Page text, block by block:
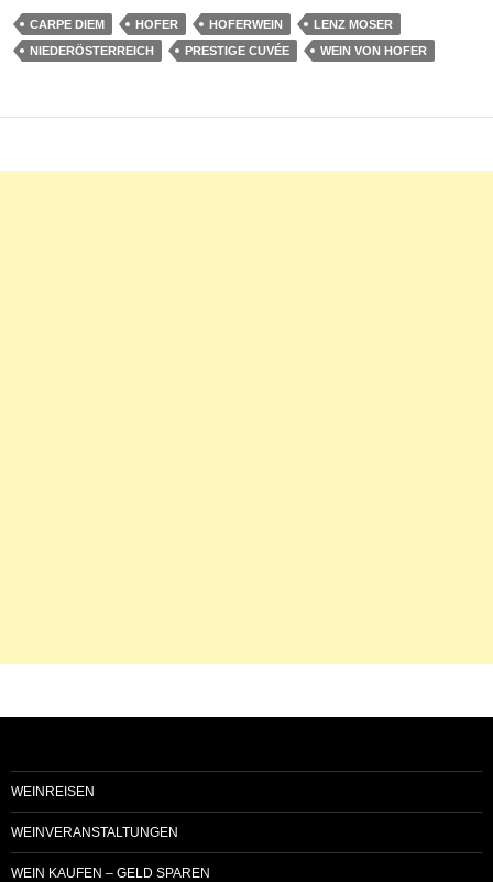
CARPE DIEM HOFER HOFERWEIN
LENZ MOSER
NIEDERÖSTERREICH
PRESTIGE CUVÉE WEIN VON HOFER
WEINREISEN
WEINVERANSTALTUNGEN
WEIN KAUFEN – GELD SPAREN